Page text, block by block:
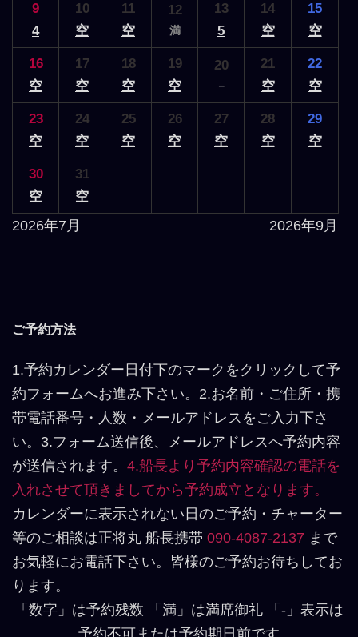
9
4
10
空
11
空
12
満
13
5
14
空
15
空
16
空
17
空
18
空
19
空
20
－
21
空
22
空
23
空
24
空
25
空
26
空
27
空
28
空
29
空
30
空
31
空
2026年7月 2026年9月
ご予約方法
1.予約カレンダー日付下のマークをクリックして予
約フォームへお進み下さい。2.お名前・ご住所・携
帯電話番号・人数・メールアドレスをご入力下さ
い。3.フォーム送信後、メールアドレスへ予約内容
が送信されます。 4.船長より予約内容確認の電話を
入れさせて頂きましてから予約成立となります。
カレンダーに表示されない日のご予約・チャーター
等のご相談は正将丸 船長携帯 090-4087-2137 まで
お気軽にお電話下さい。皆様のご予約お待ちしてお
ります。
「数字」は予約残数 「満」は満席御礼 「-」表示は